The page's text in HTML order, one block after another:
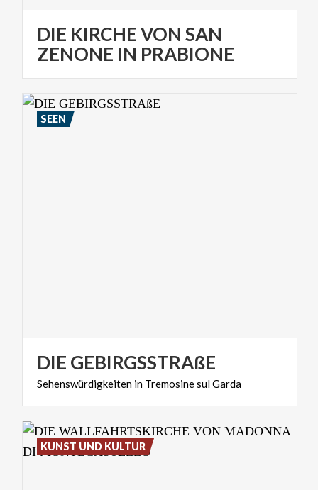
DIE KIRCHE VON SAN
ZENONE IN PRABIONE
DIE GEBIRGSSTRAßE
Sehenswürdigkeiten in TremosinesulGarda
SEEN
KUNST UND KULTUR